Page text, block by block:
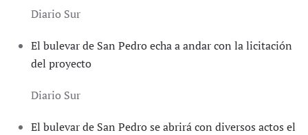
Diario Sur
El bulevar de San Pedro echa a andar con la licitación
del proyecto
Diario Sur
El bulevar de San Pedro se abrirá con diversos actos el